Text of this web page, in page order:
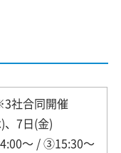
社合同開催
、7日(金)
～ / ③15:30～